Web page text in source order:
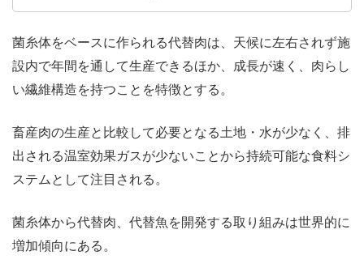
菌糸体をベースに作られる代替肉は、天候に左右されず施
設内で年間を通して生産できるほか、成長が速く、肉らし
い繊維構造を持つことを特徴とする。
畜産肉の生産と比較して必要となる土地・水が少なく、排
出される温室効果ガスが少ないことから持続可能な食料シ
ステムとして注目される。
菌糸体から代替肉、代替魚を開発する取り組みは世界的に
増加傾向にある。